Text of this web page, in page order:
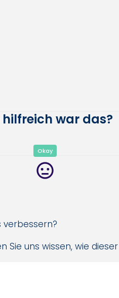
hilfreich war das?
Okay
verbessern?
Sie uns wissen, wie